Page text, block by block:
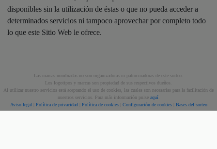
disponibles sin la utilización de éstas o que no pueda acceder a
determinados servicios ni tampoco aprovechar por completo todo
lo que este Sitio Web le ofrece.
Las marcas nombradas no son organizadoras ni patrocinadoras de este sorteo.
Los logotipos y marcas son propiedad de sus respectivos dueños.
Al utilizar nuestro servicios está aceptando el uso de cookies, las cuales son necesarias para la facilitación de
nuestros servicios. Para más información pulse aquí.
Aviso legal
Política de privacidad| Política de cookies| Configuración de cookies| Bases del sorteo